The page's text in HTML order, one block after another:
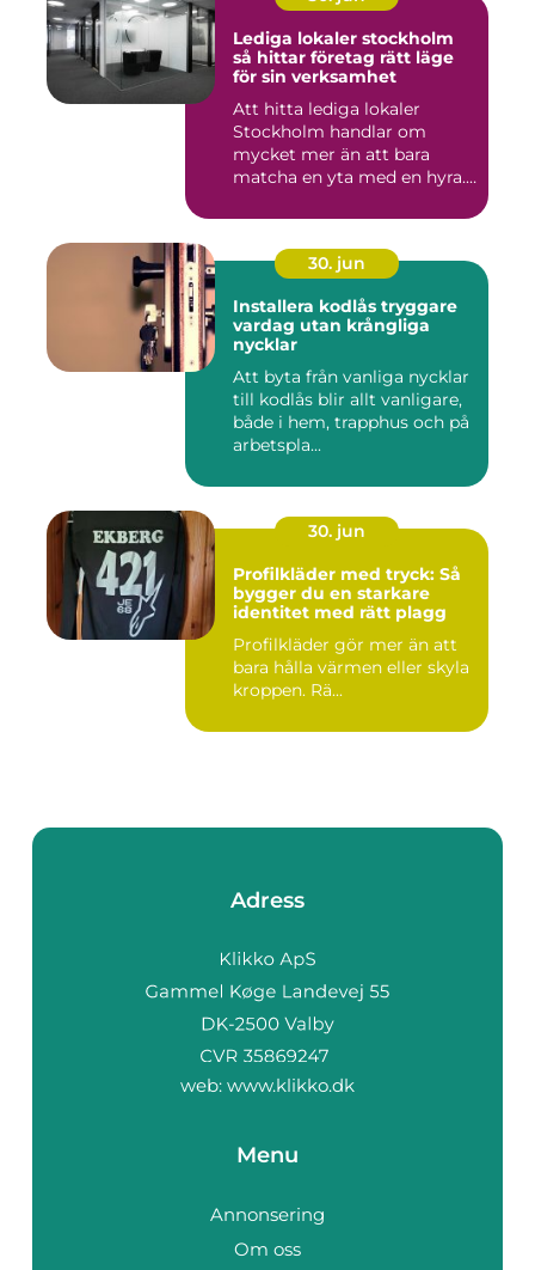
Lediga lokaler stockholm
så hittar företag rätt läge
för sin verksamhet
Att hitta lediga lokaler
Stockholm handlar om
mycket mer än att bara
matcha en yta med en hyra.
30. jun
Installera kodlås tryggare
vardag utan krångliga
nycklar
Att byta från vanliga nycklar
till kodlås blir allt vanligare,
både i hem, trapphus och på
arbetspla...
30. jun
Profilkläder med tryck: Så
bygger du en starkare
identitet med rätt plagg
Profilkläder gör mer än att
bara hålla värmen eller skyla
kroppen. Rä...
Adress
web: www.klikko.dk
Menu
Annonsering
Om oss